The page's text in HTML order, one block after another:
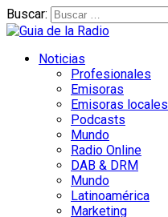
Buscar:
Noticias
Profesionales
Emisoras
Emisoras locales
Podcasts
Mundo
Radio Online
DAB & DRM
Mundo
Latinoamérica
Marketing